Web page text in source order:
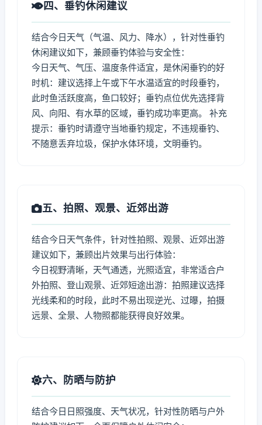
四、垂钓休闲建议
结合今日天气（气温、风力、降水），针对性垂钓
休闲建议如下，兼顾垂钓体验与安全性：
今日天气、气压、温度条件适宜，是休闲垂钓的好
时机：建议选择上午或下午水温适宜的时段垂钓，
此时鱼活跃度高，鱼口较好；垂钓点位优先选择背
风、向阳、有水草的区域，垂钓成功率更高。 补充
提示：垂钓时请遵守当地垂钓规定，不违规垂钓、
不随意丢弃垃圾，保护水体环境，文明垂钓。
五、拍照、观景、近郊出游
结合今日天气条件，针对性拍照、观景、近郊出游
建议如下，兼顾出片效果与出行体验：
今日视野清晰，天气通透，光照适宜，非常适合户
外拍照、登山观景、近郊短途出游：拍照建议选择
光线柔和的时段，此时不易出现逆光、过曝，拍摄
远景、全景、人物照都能获得良好效果。
六、防晒与防护
结合今日日照强度、天气状况，针对性防晒与户外